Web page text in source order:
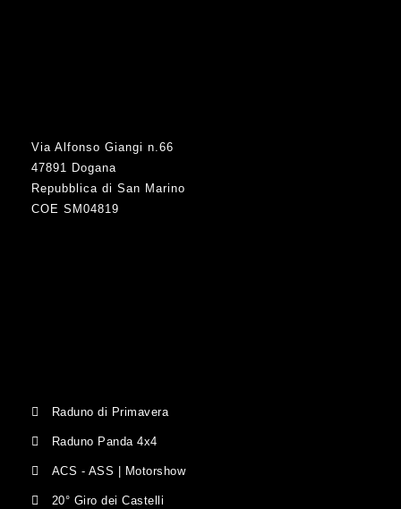
Via Alfonso Giangi n.66
47891 Dogana
Repubblica di San Marino
COE SM04819
Raduno di Primavera
Raduno Panda 4x4
ACS - ASS | Motorshow
20° Giro dei Castelli